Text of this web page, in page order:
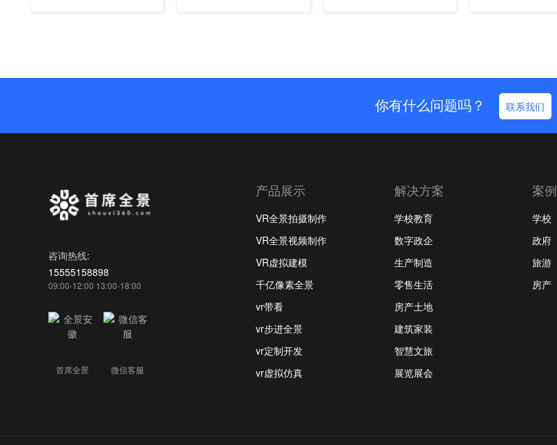
你有什么问题吗？ 联系我们
咨询热线:
15555158898
09:00-12:00 13:00-18:00
首席全景 微信客服
产品展示
VR全景拍摄制作
VR全景视频制作
VR虚拟建模
千亿像素全景
vr带看
vr步进全景
vr定制开发
vr虚拟仿真
解决方案
学校教育
数字政企
生产制造
零售生活
房产土地
建筑家装
智慧文旅
展览展会
案例
学校
政府
旅游
房产